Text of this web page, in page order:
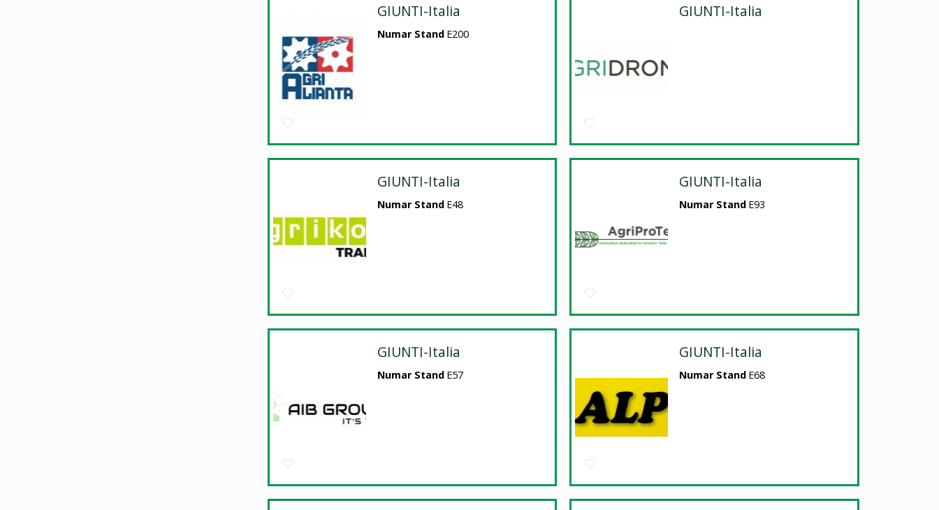
GIUNTI-Italia
Numar Stand E200
GIUNTI-Italia
GIUNTI-Italia
Numar Stand E48
GIUNTI-Italia
Numar Stand E93
GIUNTI-Italia
Numar Stand E57
GIUNTI-Italia
Numar Stand E68